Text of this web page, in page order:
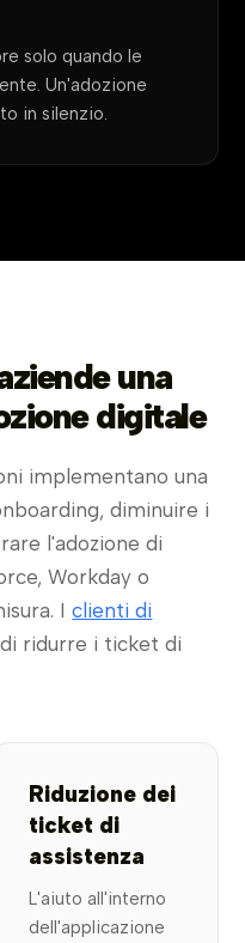
solo quando le
Un'adozione
in silenzio.
una
digitale
implementano una
diminuire i
l'adozione di
Workday o
Iclienti di
ridurre i ticket di
Riduzione dei
ticket di
assistenza
L'aiuto all'interno
dell'applicazione